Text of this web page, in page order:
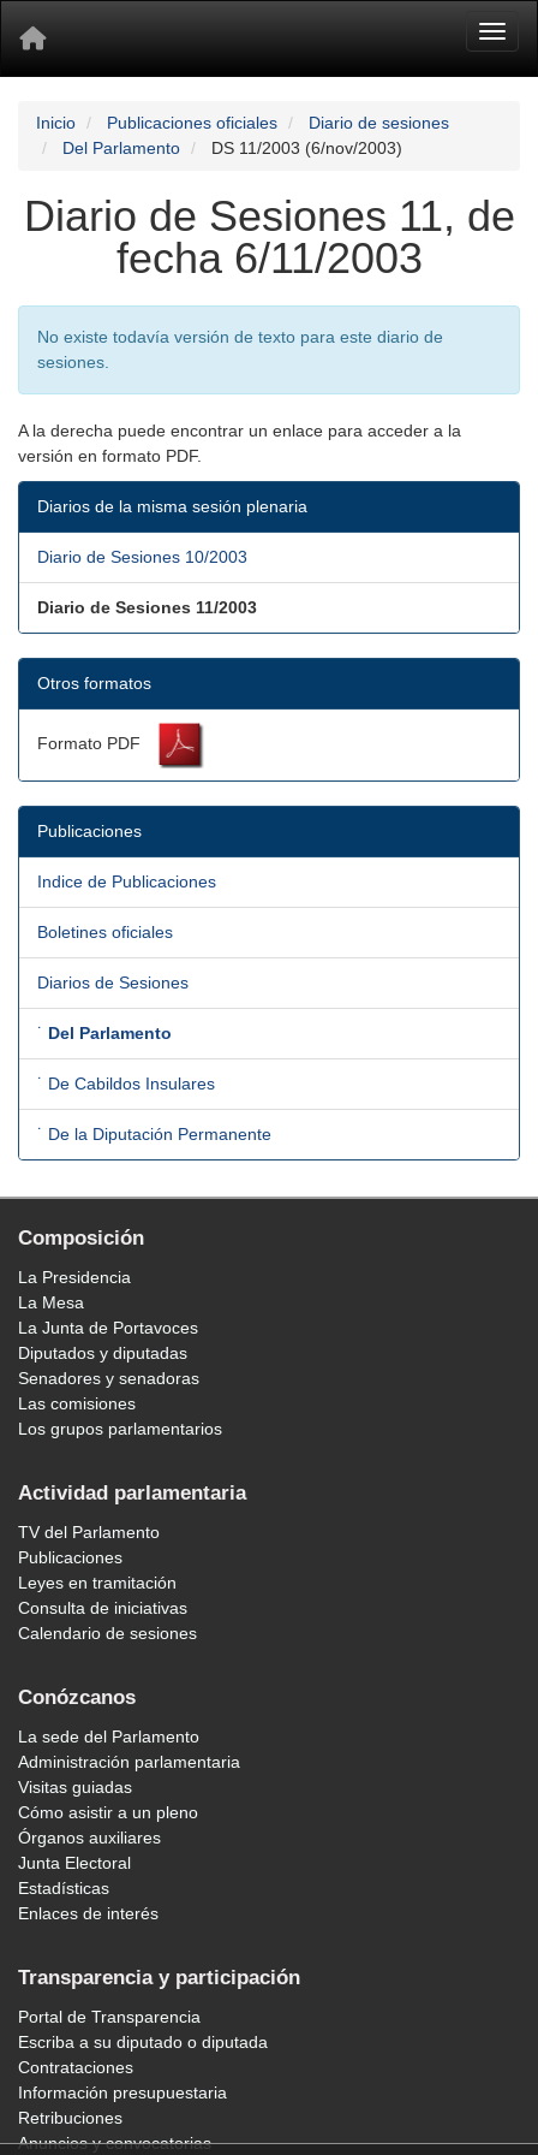
Inicio Publicaciones oficiales
Diario de sesiones
Del Parlamento
DS 11/2003 (6/nov/2003)
Diario de Sesiones 11, de
fecha 6/11/2003
No existe todavía versión de texto para este diario de
sesiones.
A la derecha puede encontrar un enlace para acceder a la
versión en formato PDF.
Diarios de la misma sesión plenaria
Diario de Sesiones 10/2003
Diario de Sesiones 11/2003
Otros formatos
Formato PDF
Publicaciones
Indice de Publicaciones
Boletines oficiales
Diarios de Sesiones
˙ Del Parlamento
˙ De Cabildos Insulares
˙ De la Diputación Permanente
Composición
La Presidencia
La Mesa
La Junta de Portavoces
Diputados y diputadas
Senadores y senadoras
Las comisiones
Los grupos parlamentarios
Actividad parlamentaria
TV del Parlamento
Publicaciones
Leyes en tramitación
Consulta de iniciativas
Calendario de sesiones
Conózcanos
La sede del Parlamento
Administración parlamentaria
Visitas guiadas
Cómo asistir a un pleno
Órganos auxiliares
Junta Electoral
Estadísticas
Enlaces de interés
Transparencia y participación
Portal de Transparencia
Escriba a su diputado o diputada
Contrataciones
Información presupuestaria
Retribuciones
Anuncios y convocatorias